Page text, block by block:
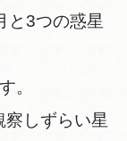
と3つの惑星
。
しずらい星